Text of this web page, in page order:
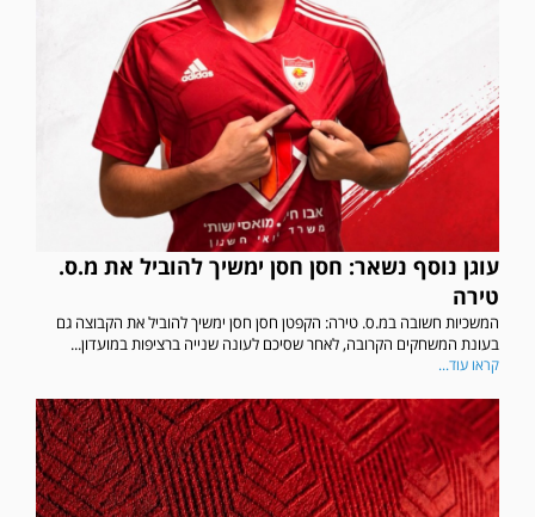
עוגן נוסף נשאר: חסן חסן ימשיך להוביל את מ.ס.
טירה
המשכיות חשובה במ.ס. טירה: הקפטן חסן חסן ימשיך להוביל את הקבוצה גם
בעונת המשחקים הקרובה, לאחר שסיכם לעונה שנייה ברציפות במועדון...
קראו עוד...